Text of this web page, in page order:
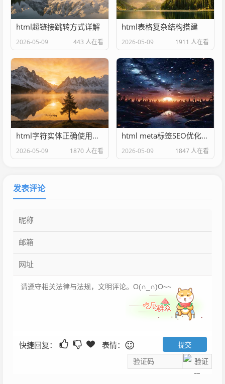
html超链接跳转方式详解
2026-05-09 443 人在看
html表格复杂结构搭建
2026-05-09 1911 人在看
html字符实体正确使用方法
2026-05-09 1870 人在看
html meta标签SEO优化配置
2026-05-09 1847 人在看
发表评论
快捷回复： 表情：